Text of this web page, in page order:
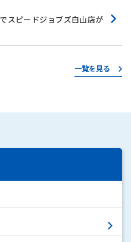
スピードジョブズ白山店が
一覧を見る